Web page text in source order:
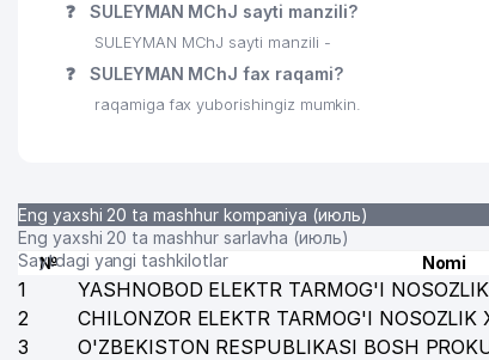
❓ SULEYMAN MChJ sayti manzili?
SULEYMAN MChJ sayti manzili -
❓ SULEYMAN MChJ fax raqami?
raqamiga fax yuborishingiz mumkin.
Eng yaxshi 20 ta mashhur kompaniya (июль)
Eng yaxshi 20 ta mashhur sarlavha (июль)
Saytdagi yangi tashkilotlar
№ Nomi
1 YASHNOBOD ELEKTR TARMOG'I
2
CHILONZOR ELEKTR TARMOG'I NOSOZLIK
3
O'ZBEKISTON RESPUBLIKASI BOSH